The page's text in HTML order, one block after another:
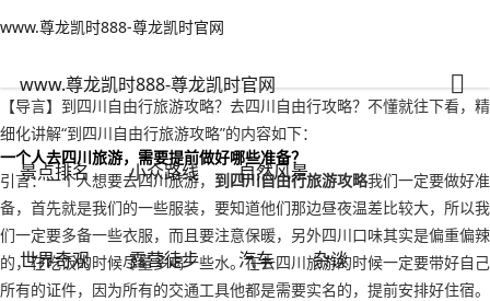
www.尊龙凯时888-尊龙凯时官网
www.尊龙凯时888-尊龙凯时官网
景点排名 小众路线 自然风景
世界奇观 露营徒步 汽车 杂谈
www.尊龙凯时888-尊龙凯时官网
到四川自由行旅游攻略？去四川自由行攻略-www.尊龙凯时888
【导言】到四川自由行旅游攻略？去四川自由行攻略？不懂就往下看，精
细化讲解“到四川自由行旅游攻略”的内容如下：
一个人去四川旅游，需要提前做好哪些准备？
引言：一个人想要去四川旅游， 到四川自由行旅游攻略我们一定要做好准
备，首先就是我们的一些服装，要知道他们那边昼夜温差比较大，所以我
们一定要多备一些衣服，而且要注意保暖，另外四川口味其实是偏重偏辣
的，在吃饭的时候尽量多喝一些水。在去四川旅游的时候一定要带好自己
所有的证件，因为所有的交通工具他都是需要实名的，提前安排好住宿。